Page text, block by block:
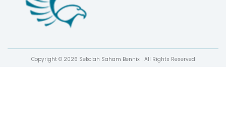
Copyright © 2026 Sekolah Saham Bennix | All Rights Reserved